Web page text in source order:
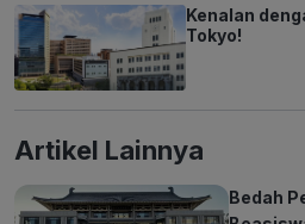
Kenalan
Tokyo!
Artikel Lainnya
Bedah